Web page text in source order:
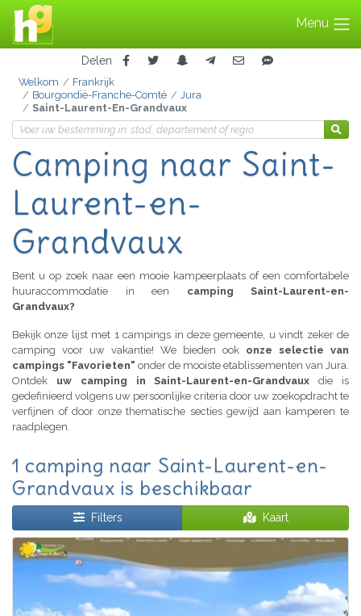
Menu
Delen
Welkom
Frankrijk
Bourgondië-Franche-Comté
Jura
Saint-Laurent-En-Grandvaux
Camping naar Saint-
Laurent-en-
Grandvaux
Bent u op zoek naar een mooie kampeerplaats of een comfortabele
huuraccommodatie in een camping Saint-Laurent-en-
Grandvaux?
Bekijk onze lijst met 1 campings in deze gemeente, u vindt zeker de
camping voor uw vakantie! We bieden ook onze selectie van
campings "Favorieten" onder de mooiste etablissementen van Jura.
Ontdek uw camping in Saint-Laurent-en-Grandvaux die is
gedefinieerd volgens uw persoonlijke criteria door uw zoekopdracht te
verfijnen of door onze thematische secties gewijd aan kamperen te
raadplegen.
1 camping naar Saint-Laurent-en-
Grandvaux is beschikbaar
Filters Kaart